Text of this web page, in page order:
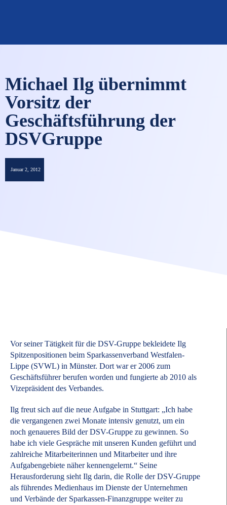
Michael Ilg übernimmt
Vorsitz der
Geschäftsführung der
DSVGruppe
Januar 2, 2012
Vor seiner Tätigkeit für die DSV-Gruppe bekleidete Ilg
Spitzenpositionen beim Sparkassenverband Westfalen-
Lippe (SVWL) in Münster. Dort war er 2006 zum
Geschäftsführer berufen worden und fungierte ab 2010 als
Vizepräsident des Verbandes.
Ilg freut sich auf die neue Aufgabe in Stuttgart: „Ich habe
die vergangenen zwei Monate intensiv genutzt, um ein
noch genaueres Bild der DSV-Gruppe zu gewinnen. So
habe ich viele Gespräche mit unseren Kunden geführt und
zahlreiche Mitarbeiterinnen und Mitarbeiter und ihre
Aufgabengebiete näher kennengelernt.“ Seine
Herausforderung sieht Ilg darin, die Rolle der DSV-Gruppe
als führendes Medienhaus im Dienste der Unternehmen
und Verbände der Sparkassen-Finanzgruppe weiter zu